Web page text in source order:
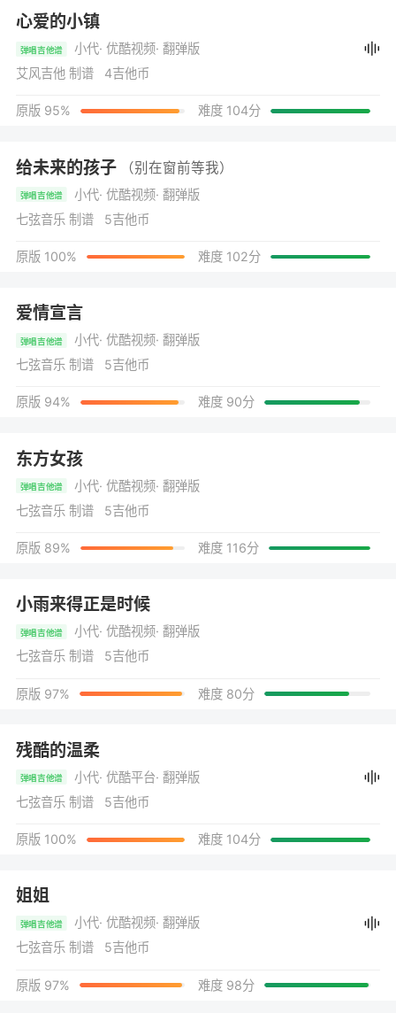
心爱的小镇
弹唱吉他谱 小代· 优酷视频· 翻弹版
艾风吉他 制谱 4吉他币
原版 95% 难度 104分
给未来的孩子 （别在窗前等我）
弹唱吉他谱 小代· 优酷视频· 翻弹版
七弦音乐 制谱 5吉他币
原版 100% 难度 102分
爱情宣言
弹唱吉他谱 小代· 优酷视频· 翻弹版
七弦音乐 制谱 5吉他币
原版 94% 难度 90分
东方女孩
弹唱吉他谱 小代· 优酷视频· 翻弹版
七弦音乐 制谱 5吉他币
原版 89% 难度 116分
小雨来得正是时候
弹唱吉他谱 小代· 优酷视频· 翻弹版
七弦音乐 制谱 5吉他币
原版 97% 难度 80分
残酷的温柔
弹唱吉他谱 小代· 优酷平台· 翻弹版
七弦音乐 制谱 5吉他币
原版 100% 难度 104分
姐姐
弹唱吉他谱 小代· 优酷视频· 翻弹版
七弦音乐 制谱 5吉他币
原版 97% 难度 98分